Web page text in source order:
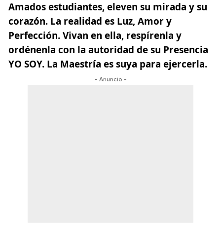
Amados estudiantes, eleven su mirada y su
corazón. La realidad es Luz, Amor y
Perfección. Vivan en ella, respírenla y
ordénenla con la autoridad de su Presencia
YO SOY. La Maestría es suya para ejercerla.
- Anuncio -